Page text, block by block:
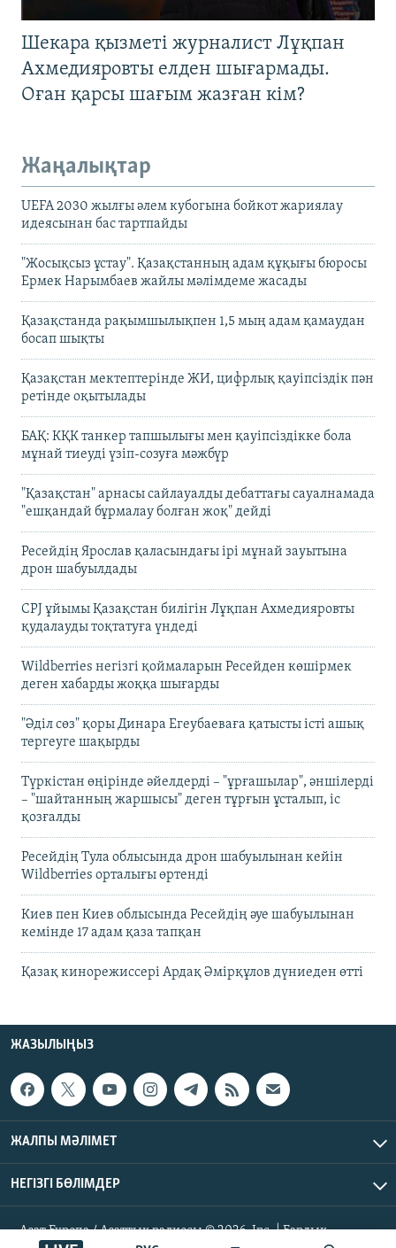
Шекара қызметі журналист Лұқпан
Ахмедияровты елден шығармады.
Оған қарсы шағым жазған кім?
Жаңалықтар
UEFA 2030 жылғы әлем кубогына бойкот жариялау
идеясынан бас тартпайды
"Жосықсыз ұстау". Қазақстанның адам құқығы бюросы
Ермек Нарымбаев жайлы мәлімдеме жасады
Қазақстанда рақымшылықпен 1,5 мың адам қамаудан
босап шықты
Қазақстан мектептерінде ЖИ, цифрлық қауіпсіздік пән
ретінде оқытылады
БАҚ: КҚК танкер тапшылығы мен қауіпсіздікке бола
мұнай тиеуді үзіп-созуға мәжбүр
"Қазақстан" арнасы сайлауалды дебаттағы сауалнамада
"ешқандай бұрмалау болған жоқ" дейді
Ресейдің Ярослав қаласындағы ірі мұнай зауытына
дрон шабуылдады
CPJ ұйымы Қазақстан билігін Лұқпан Ахмедияровты
қудалауды тоқтатуға үндеді
Wildberries негізгі қоймаларын Ресейден көшірмек
деген хабарды жоққа шығарды
"Әділ сөз" қоры Динара Егеубаеваға қатысты істі ашық
тергеуге шақырды
Түркістан өңірінде әйелдерді – "ұрғашылар", әншілерді
– "шайтанның жаршысы" деген тұрғын ұсталып, іс
қозғалды
Ресейдің Тула облысында дрон шабуылынан кейін
Wildberries орталығы өртенді
Киев пен Киев облысында Ресейдің әуе шабуылынан
кемінде 17 адам қаза тапқан
Қазақ кинорежиссері Ардақ Әмірқұлов дүниеден өтті
ЖАЗЫЛЫҢЫЗ
ЖАЛПЫ МӘЛІМЕТ
НЕГІЗГІ БӨЛІМДЕР
Азат Еуропа / Азаттық радиосы © 2026, Inc. | Барлық